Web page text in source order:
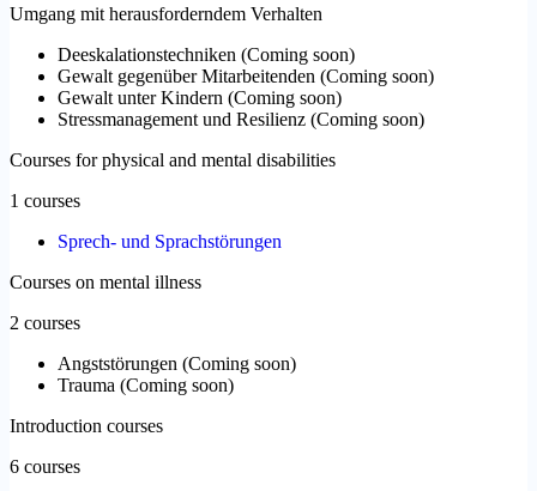
Umgang mit herausforderndem Verhalten
Deeskalationstechniken (Coming soon)
Gewalt gegenüber Mitarbeitenden (Coming soon)
Gewalt unter Kindern (Coming soon)
Stressmanagement und Resilienz (Coming soon)
Courses for physical and mental disabilities
1 courses
Sprech- und Sprachstörungen
Courses on mental illness
2 courses
Angststörungen (Coming soon)
Trauma (Coming soon)
Introduction courses
6 courses